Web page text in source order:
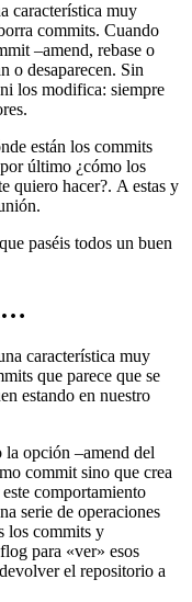
característica muy
commits. Cuando
–amend, rebase o
o desaparecen. Sin
los modifica: siempre
están los commits
último ¿cómo los
quiero hacer?. A estas y
paséis todos un buen
característica muy
que parece que se
estando en nuestro
la opción –amend del
commit sino que crea
comportamiento
serie de operaciones
los commits y
para «ver» esos
el repositorio a